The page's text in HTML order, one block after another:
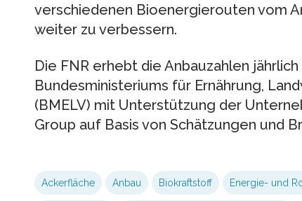
verschiedenen Bioenergierouten vom
weiter zu verbessern.
Die FNR erhebt die Anbauzahlen
Bundesministeriums für Ernährung,
(BMELV) mit Unterstützung der
Group auf Basis von Schätzungen und
Ackerfläche Anbau Biokraftstoff Energie- und